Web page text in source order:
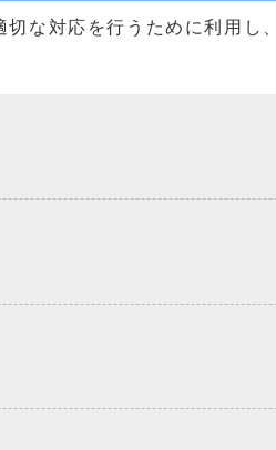
な対応を行うために利用し